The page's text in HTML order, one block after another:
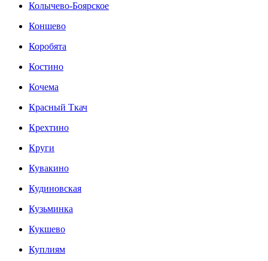
Колычево-Боярское
Коншево
Коробята
Костино
Кочема
Красный Ткач
Крехтино
Круги
Кувакино
Кудиновская
Кузьминка
Кукшево
Куплиям